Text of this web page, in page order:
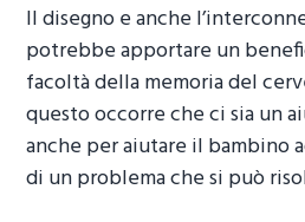
Il disegno e anche
potrebbe apportare un
facoltà della memoria del
questo occorre che ci sia un
anche per aiutare il bambino
di un problema che si può